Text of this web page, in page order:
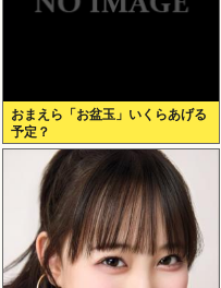
おまえら「お盆玉」いくらあげる
予定？